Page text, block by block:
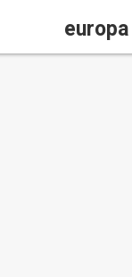
europa